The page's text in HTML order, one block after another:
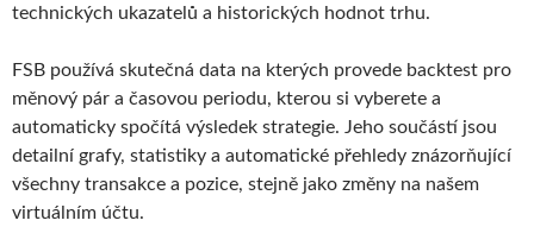
technických ukazatelů a historických hodnot trhu.
FSB používá skutečná data na kterých provede backtest pro
měnový pár a časovou periodu, kterou si vyberete a
automaticky spočítá výsledek strategie. Jeho součástí jsou
detailní grafy, statistiky a automatické přehledy znázorňující
všechny transakce a pozice, stejně jako změny na našem
virtuálním účtu.